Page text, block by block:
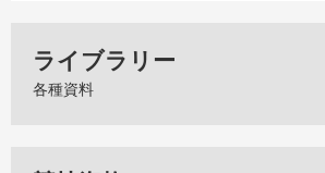
ライブラリー
各種資料